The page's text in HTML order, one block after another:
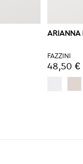
ARIANNA
FAZZINI
48,50 €